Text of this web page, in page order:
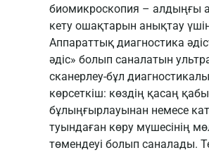
биомикроскопия – алдыңғы
кету ошақтарын анықтау
Аппараттық диагностика
әдіс» болып саналатын
сканерлеу-бұл
көрсеткіш: көздің қасаң
бұлыңғырлауынан немесе
туындаған көру мүшесінің
төмендеуі болып саналады.